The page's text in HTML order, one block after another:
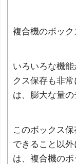
複合機のボッ
いろいろな機
クス保存も非
は、膨大な量の
このボックス
できること以
は、複合機の